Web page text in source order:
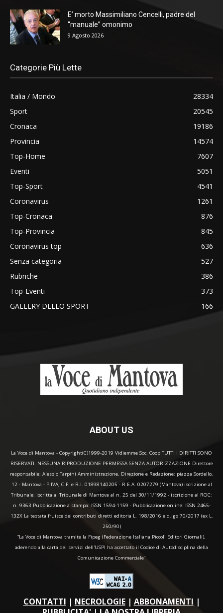
E’ morto Massimiliano Cencelli, padre del
“manuale” omonimo
9 Agosto 2026
Categorie Più Lette
Italia / Mondo
28334
Sport
20545
Cronaca
19186
Provincia
14574
Top-Home
7607
Eventi
5051
Top-Sport
4541
Coronavirus
1261
Top-Cronaca
876
Top-Provincia
845
Coronavirus top
636
Senza categoria
527
Rubriche
386
Top-Eventi
373
GALLERY DELLO SPORT
166
ABOUT US
La Voce di Mantova - Copyright(C)1999-2019 Vidiemme Soc. Coop TUTTI I DIRITTI SONO
RISERVATI. NESSUNA RIPRODUZIONE PERMESSA SENZA AUTORIZZAZIONE Direttore
responsabile: Alessio Tarpini Amministrazione, Direzione e Redazione: piazza Sordello,
12 - Mantova - P.IVA, C.F. e R.I. 01898140205 - R.E.A. 0207279 (Mantova) iscrizione al
Tribunale: iscritta al Tribunale di Mantova al n. 25 del 30/11/1992 - iscrizione al ROC:
n. 9363 Pubblicazione a stampa: ISSN 1594-1159 - Pubblicazione online: ISSN 2465-
132X La testata fruisce dei contributi diretti editoria L. 198/2016 e d.lgs 70/2017 (ex L.
250/90)
“La Voce di Mantova tramite la Fipeg (Federazione Italiana Piccoli Editori Giornali),
aderendo alla carta dei servizi dell'USPI ha accettato il Codice di Autodisciplina della
Comunicazione Commerciale"
CONTATTI | NECROLOGIE| ABBONAMENTI |